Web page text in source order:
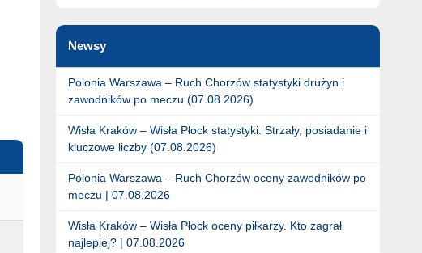
Newsy
Polonia Warszawa – Ruch Chorzów statystyki drużyn i
zawodników po meczu (07.08.2026)
Wisła Kraków – Wisła Płock statystyki. Strzały, posiadanie i
kluczowe liczby (07.08.2026)
Polonia Warszawa – Ruch Chorzów oceny zawodników po
meczu | 07.08.2026
Wisła Kraków – Wisła Płock oceny piłkarzy. Kto zagrał
najlepiej? | 07.08.2026